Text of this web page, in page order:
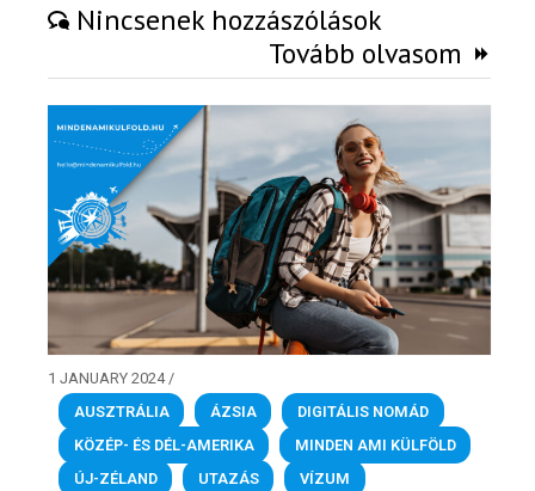
Nincsenek hozzászólások
Tovább olvasom
1 JANUARY 2024/
AUSZTRÁLIA
, ÁZSIA , DIGITÁLIS NOMÁD
KÖZÉP- ÉS DÉL-AMERIKA
, MINDEN AMI KÜLFÖLD
ÚJ-ZÉLAND
, UTAZÁS , VÍZUM